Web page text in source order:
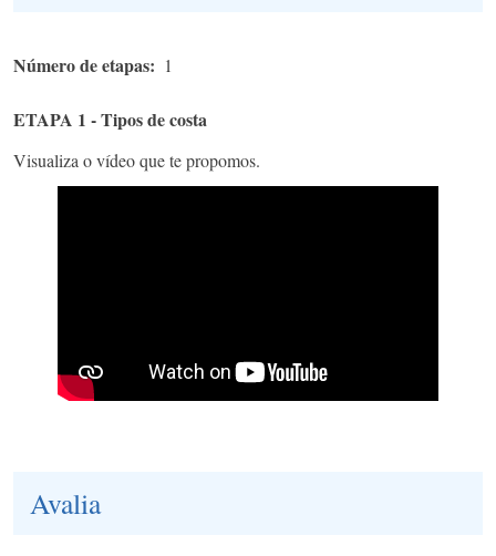
Número de etapas 1
ETAPA 1 - Tipos de costa
Visualiza o vídeo que te propomos.
Avalia